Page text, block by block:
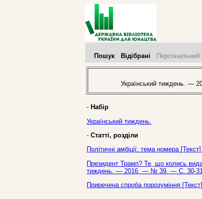
Пошук Відібрані Персональний
Український тиждень. —
- Набір
Український тиждень.
- Статті, розділи
Політичні амбіції: тема номера
Президент Трамп? Те, що колись
тиждень. — 2016. — № 39. — С. 30-31.
Приречена спроба порозуміння